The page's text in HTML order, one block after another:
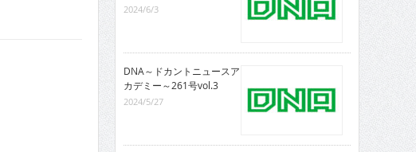
2024/6/3
DNA～ドカントニュースア
カデミー～261号vol.3
2024/5/27